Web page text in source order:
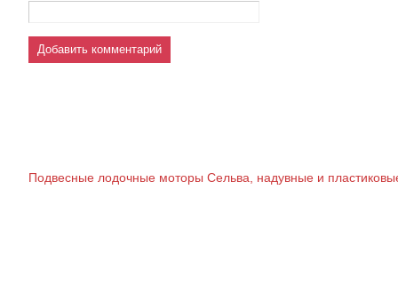
Подвесные лодочные моторы Сельва, надувные и